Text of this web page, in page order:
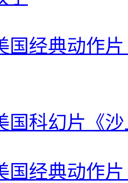
国经典动作
国科幻片《
国经典动作